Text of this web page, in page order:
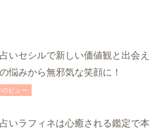
いセシルで新しい価値観と出会え
悩みから無邪気な笑顔に！
のビュー
いラフィネは心癒される鑑定で本